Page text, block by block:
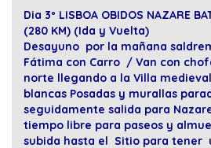
Dia 3º LISBOA OBIDOS NAZARE
(280 KM) (Ida y Vuelta)
Desayuno por la mañana
Fátima con Carro / Van con
norte llegando a la Villa
blancas Posadas y murallas
seguidamente salida para
tiempo libre para paseos y
subida hasta el Sitio para tener